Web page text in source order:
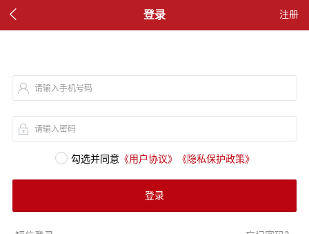
 登录 注册
请输入手机号码
请输入密码
勾选并同意 《用户协议》 《隐私保护政策》
登录